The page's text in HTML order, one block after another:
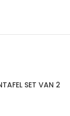
SET VAN 2